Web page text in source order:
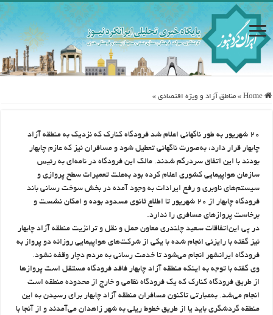
Home
» مناطق آزاد و ویژه اقتصادی »
۲۰ شهریور به طور ناگهانی اعلام شد فرودگاه کنارک که نزدیک به منطقه آزاد
چابهار قرار دارد، به‌صورت ناگهانی تعطیل شود و مسافران نیز که عازم چابهار
بودند با این اتفاق سردرگم شدند. مالک این فرودگاه در نامه‌ای به رئیس
سازمان هواپیمایی کشوری اعلام کرده بود به‌علت تعمیرات سطح پروازی و
سیستم‌های ناوبری و رفع ایرادات به وجود آمده در بخش سوخت رسانی باند
فرودگاه چابهار از ۲۰ شهریور تا اطلاع ثانوی مسدود بوده و امکان نشست و
برخاست پروازهای مسافری را ندارد.
در پی این‌اتفاقات سعید چلندری معاون حمل و نقل و ترانزیت منطقه آزاد چابهار
نیز گفته با رایزنی انجام شده با یکی از شرکت‌های هواپیمایی روزانه دو پرواز به
فرودگاه ایرانشهر انجام می‌شود تا خدمت رسانی به مردم دچار وقفه نشود.
وی گفته با توجه به اینکه منطقه آزاد چابهار فاقد فرودگاه مستقل است پروازها
از طریق فرودگاه کنارک که یک فرودگاه نظامی و خارج از محدوده منطقه است
انجام می‌شد. به‌عبارتی تاکنون مسافران منطقه آزاد چابهار برای رسیدن به این
منطقه گردشگری باید یا از طریق خطوط ریلی به شهر زاهدان می‌آمدند و از آنجا با